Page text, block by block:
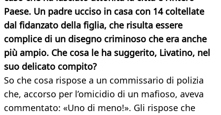
Paese. Un padre ucciso in casa con 14 coltellate
dal fidanzato della figlia, che risulta essere
complice di un disegno criminoso che era anche
più ampio. Che cosa le ha suggerito, Livatino, nel
suo delicato compito?
So che cosa rispose a un commissario di polizia
che, accorso per l’omicidio di un mafioso, aveva
commentato: «Uno di meno!». Gli rispose che